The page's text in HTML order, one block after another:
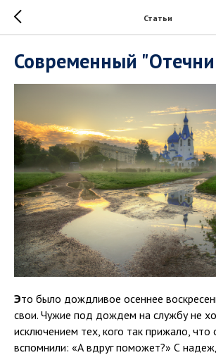
Статьи
Современный
Это было дождливое осеннее
свои. Чужие под дождем на службу не
исключением тех, кого так прижало, что
вспомнили: «А вдруг поможет?» С